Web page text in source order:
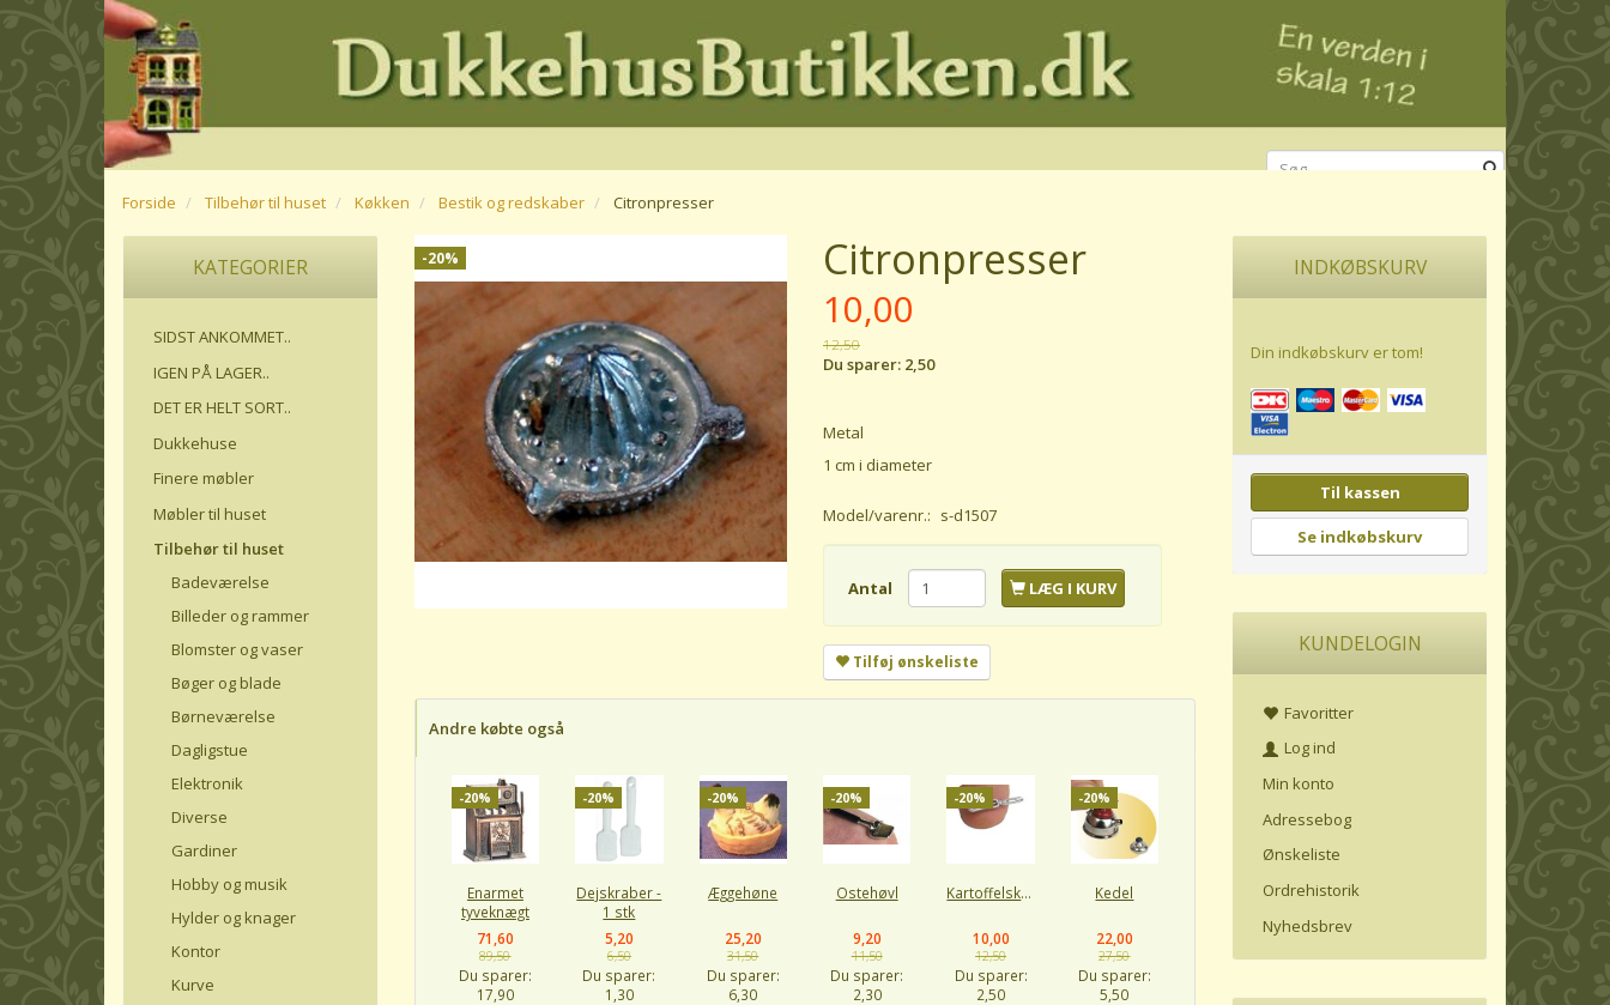
Forside Tilbehør til huset Køkken Bestik og redskaber Citronpresser
KATEGORIER
SIDST ANKOMMET..
IGEN PÅ LAGER..
DET ER HELT SORT..
Dukkehuse
Finere møbler
Møbler til huset
Tilbehør til huset
Badeværelse
Billeder og rammer
Blomster og vaser
Bøger og blade
Børneværelse
Dagligstue
Elektronik
Diverse
Gardiner
Hobby og musik
Hylder og knager
Kontor
Kurve
-20% Citronpresser
10,00
12,50
Du sparer: 2,50
Metal
1 cm i diameter
Model/varenr.: s-d1507
Antal LÆG I KURV
Tilføj ønskeliste
Andre købte også
-20%
Enarmet
tyveknægt
71,60
89,50
Du sparer:
17,90
-20%
Dejskraber -
1 stk
5,20
6,50
Du sparer:
1,30
-20%
Æggehøne
25,20
31,50
Du sparer:
6,30
-20%
Ostehøvl
9,20
11,50
Du sparer:
2,30
-20%
Kartoffelskræller
10,00
12,50
Du sparer:
2,50
-20%
Kedel
22,00
27,50
Du sparer:
5,50
INDKØBSKURV
Din indkøbskurv er tom!
Til kassen
Se indkøbskurv
KUNDELOGIN
Favoritter
Log ind
Min konto
Adressebog
Ønskeliste
Ordrehistorik
Nyhedsbrev